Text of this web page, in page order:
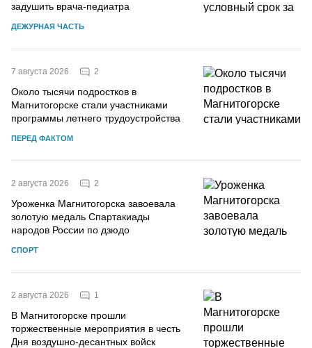
задушить врача-педиатра
ДЕЖУРНАЯ ЧАСТЬ
7 августа 2026 2
Около тысячи подростков в
Магнитогорске стали участниками
программы летнего трудоустройства
ПЕРЕД ФАКТОМ
2 августа 2026 2
Уроженка Магнитогорска завоевала
золотую медаль Спартакиады
народов России по дзюдо
СПОРТ
2 августа 2026 1
В Магнитогорске прошли
торжественные мероприятия в честь
Дня воздушно-десантных войск